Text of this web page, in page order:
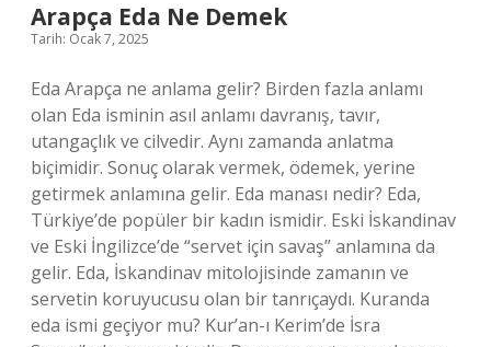
Arapça Eda Ne Demek
Tarih: Ocak 7, 2025
Eda Arapça ne anlama gelir? Birden fazla anlamı
olan Eda isminin asıl anlamı davranış, tavır,
utangaçlık ve cilvedir. Aynı zamanda anlatma
biçimidir. Sonuç olarak vermek, ödemek, yerine
getirmek anlamına gelir. Eda manası nedir? Eda,
Türkiye’de popüler bir kadın ismidir. Eski İskandinav
ve Eski İngilizce’de “servet için savaş” anlamına da
gelir. Eda, İskandinav mitolojisinde zamanın ve
servetin koruyucusu olan bir tanrıçaydı. Kuranda
eda ismi geçiyor mu? Kur’an-ı Kerim’de İsra